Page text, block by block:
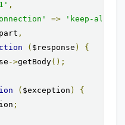
,
=> 'keep-alive'
,
( $response )
{
->getBody();
( $exception )
{
;